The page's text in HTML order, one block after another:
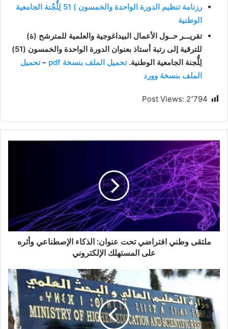
رزنامة تنظيم الدورة الواحدة والخمسون ) 51 لِلُّجْنة الجامعية
الوطنية
تقريـــر حــول الأعمال البيداغوجية والعلمية للمترشح (ة)
للترقية إلى رتبة أستاذ بعنوان الدورة الواحدة والخمسون (51)
لِلُّجنة الجامعية الوطنية.تحميل الملف بنسخة pdf –تحميل
الملف بنسخة وورد
Post Views: 2٬794
ملتقى وطني افتراضي تحت عنوان: الذكاء الإصطناعي وأثره
على المستهلك الإلكتروني